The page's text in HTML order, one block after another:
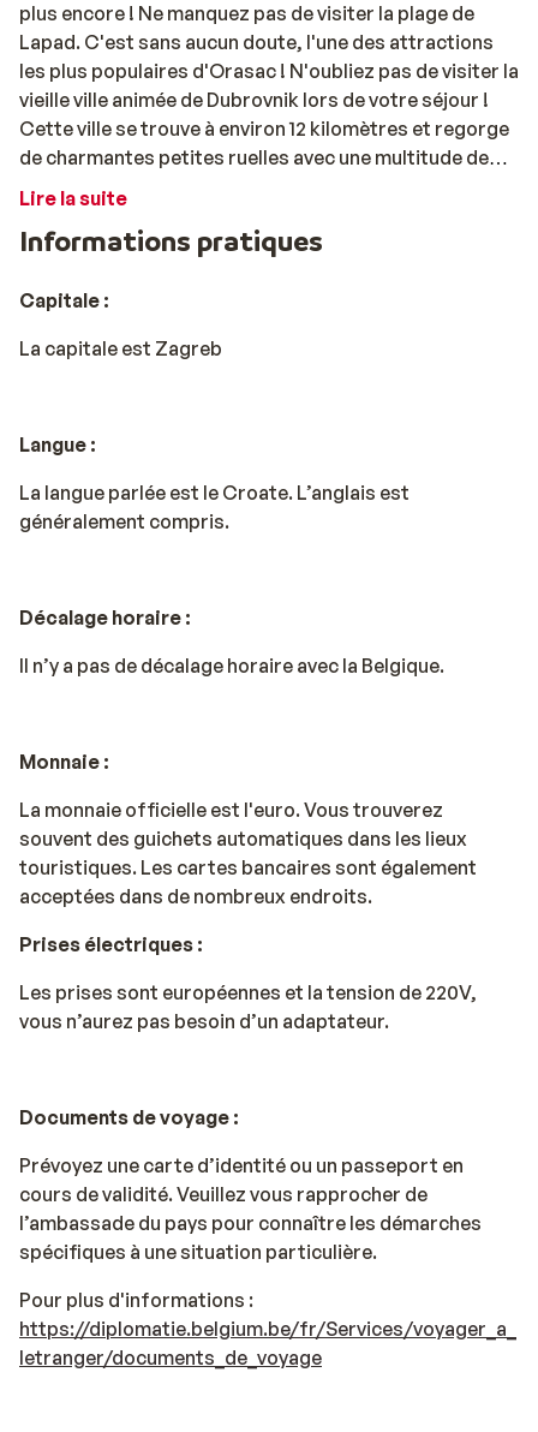
plus encore ! Ne manquez pas de visiter la plage de
Lapad. C'est sans aucun doute, l'une des attractions
les plus populaires d'Orasac ! N'oubliez pas de visiter la
vieille ville animée de Dubrovnik lors de votre séjour !
Cette ville se trouve à environ 12 kilomètres et regorge
de charmantes petites ruelles avec une multitude de
boutiques, restaurants et agréables terrasses.
Lire la suite
Informations pratiques
Capitale :
La capitale est Zagreb
Langue :
La langue parlée est le Croate. L’anglais est
généralement compris.
Décalage horaire :
Il n’y a pas de décalage horaire avec la Belgique.
Monnaie :
La monnaie officielle est l'euro. Vous trouverez
souvent des guichets automatiques dans les lieux
touristiques. Les cartes bancaires sont également
acceptées dans de nombreux endroits.
Prises électriques :
Les prises sont européennes et la tension de 220V,
vous n’aurez pas besoin d’un adaptateur.
Documents de voyage :
Prévoyez une carte d’identité ou un passeport en
cours de validité. Veuillez vous rapprocher de
l’ambassade du pays pour connaître les démarches
spécifiques à une situation particulière.
Pour plus d'informations :
https://diplomatie.belgium.be/fr/Services/voyager_a_
letranger/documents_de_voyage